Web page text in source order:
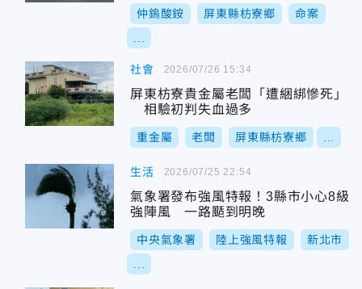
仲鎢酸銨 屏東縣枋寮鄉 命案
社會
屏東枋寮貴金屬老闆「遭綑綁慘死」
相驗初判失血過多
重金屬 老闆 屏東縣枋寮鄉
2026/07/26 15:34
生活
氣象署發布強風特報！3縣市小心8級
強陣風 一路颳到明晚
中央氣象署 陸上強風特報 新北市
2026/07/25 22:54